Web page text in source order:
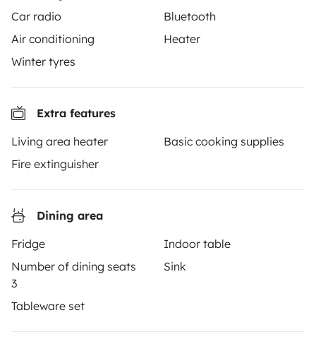
Car radio
Bluetooth
Air conditioning
Heater
Winter tyres
Extra features
Living area heater
Basic cooking supplies
Fire extinguisher
Dining area
Fridge
Indoor table
Number of dining seats
3
Sink
Tableware set
3.53/5 on 314 customer reviews on Trusted Shops
Instagram Pinterest Facebook
How it works
Hire a motorhome
Driving a motorhome for the first time
Reviews from our users
Help Centre for travellers
OWNERS
Create a listing